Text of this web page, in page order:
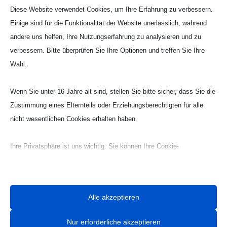
entscheidend.
Das Ziel, den ersten Platz in der Kreisquali zu
belegen, haben wir damit erreicht. Jetzt gilt es den
Siegeswillen, die Konzentration und den
Spielen auf HVN-Ebene zu zeigen. Hatten wir bis
auf Biesel nur leichte Gegner, werden jetzt nur
noch schwere Gegner auf uns warten.
unser Bestes in den kommenden Spielen geben.
RSS-feed
Diese Website verwendet Cookies, um Ihre Erfahrung zu verbessern.
Einige sind für die Funktionalität der Website unerlässlich, während
andere uns helfen, Ihre Nutzungserfahrung zu analysieren und zu
verbessern. Bitte überprüfen Sie Ihre Optionen und treffen Sie Ihre
Wahl.
Wenn Sie unter 16 Jahre alt sind, stellen Sie bitte sicher, dass Sie die
Zustimmung eines Elternteils oder Erziehungsberechtigten für alle
nicht wesentlichen Cookies erhalten haben.
Ihre Privatsphäre ist uns wichtig. Sie können Ihre Cookie-
Sie können Ihre Präferenzen jederzeit ändern, indem Sie auf die
Schaltfläche „Einstellungen“ unten klicken.
Alle akzeptieren
Nur erforderliche akzeptieren